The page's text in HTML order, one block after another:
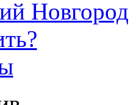
Новгород